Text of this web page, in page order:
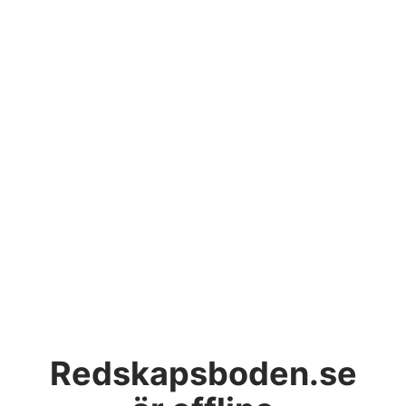
Redskapsboden.se